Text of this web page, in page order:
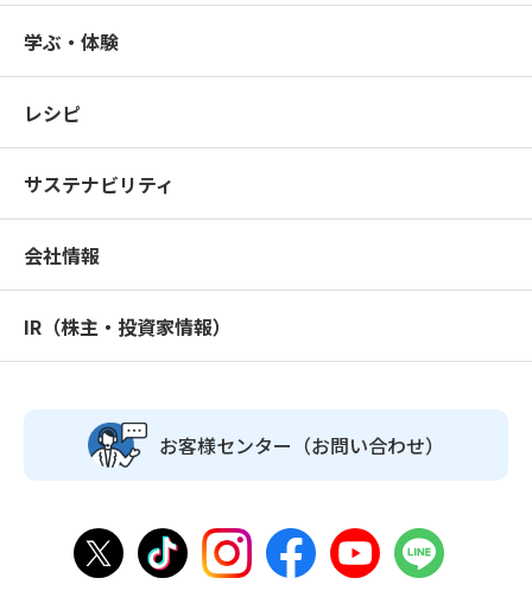
学ぶ・体験
レシピ
サステナビリティ
会社情報
IR（株主・投資家情報）
お客様センター （お問い合わせ）